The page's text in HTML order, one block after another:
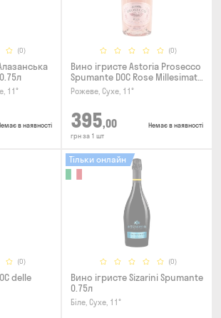
(0)
11°
в наявності
(0)
Вино ігристе Astoria Prosecco
Spumante DOC Rose Millesimato
0.75л
Рожеве, Сухе, 11°
395,00
грн за 1 шт
Немає в наявності
(0)
delle
(0)
Тільки онлайн
Вино ігристе Sizarini Spumante
0.75л
Біле, Сухе, 11°